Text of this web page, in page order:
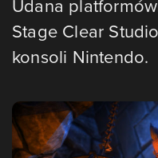
Udana
Stage Clear
konsoli Nintendo.